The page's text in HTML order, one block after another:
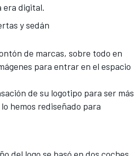
era digital.
y sedán
de marcas, sobre todo en
para entrar en el espacio
de su logotipo para ser más
hemos rediseñado para